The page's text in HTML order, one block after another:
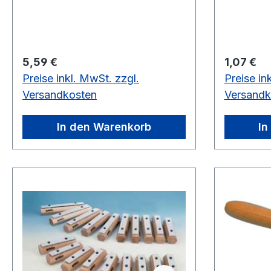
Regulärer Preis:
5,59 €
Preise inkl. MwSt. zzgl.
Versandkosten
In den Warenkorb
Regulärer
1,07 €
Preise
In